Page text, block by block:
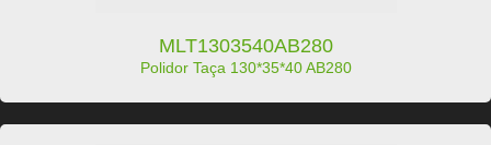
MLT1303540AB280
Polidor Taça 130*35*40 AB280